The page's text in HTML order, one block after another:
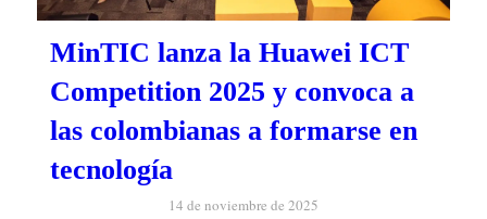
MinTIC lanza la Huawei ICT
Competition 2025 y convoca a
las colombianas a formarse en
tecnología
14 de noviembre de 2025